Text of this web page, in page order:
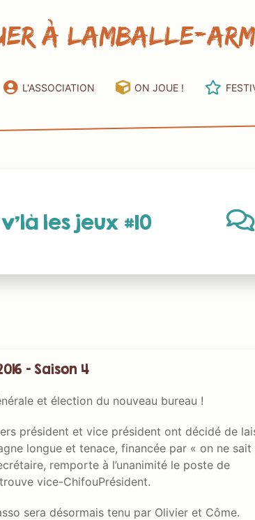
à Lamballe-
L'ASSOCIATION ON JOUE !
les jeux #10
– Saison 4
et élection du nouveau bureau !
président et vice président ont décidé de
longue et tenace, financée par « on ne sait
remporte à l’unanimité le poste de
vice-ChifouPrésident.
sera désormais tenu par Olivier et Côme.